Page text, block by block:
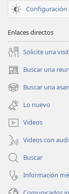
Configuración
Enlaces directos
Solicite una
Buscar una
(abre
una
nueva
ventana)
Buscar una
(abre
una
nueva
ventana)
Lo nuevo
Videos
Videos con
Buscar
Información